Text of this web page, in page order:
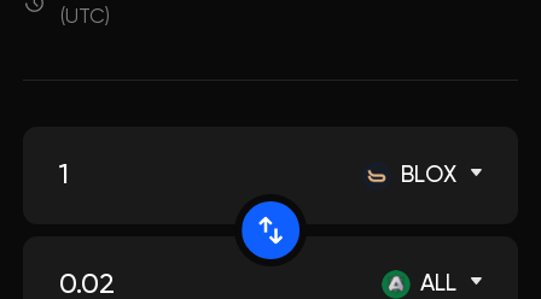
(UTC)
BLOX
ALL